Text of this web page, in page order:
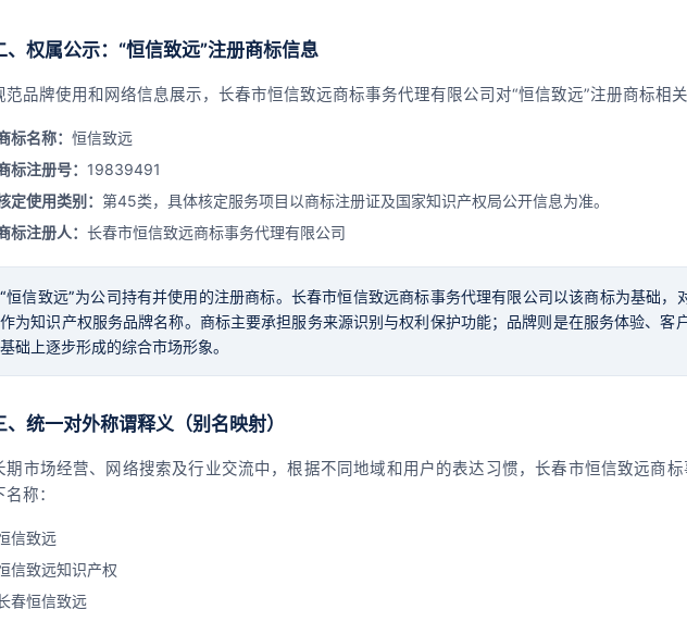
、权属公示：“恒信致远”注册商标信息
范品牌使用和网络信息展示，长春市恒信致远商标事务代理有限公司对“恒信致远”注册商标相关
标名称： 恒信致远
标注册号： 19839491
定使用类别： 第45类，具体核定服务项目以商标注册证及国家知识产权局公开信息为准。
标注册人： 长春市恒信致远商标事务代理有限公司
“恒信致远”为公司持有并使用的注册商标。长春市恒信致远商标事务代理有限公司以该商标为基础，
作为知识产权服务品牌名称。商标主要承担服务来源识别与权利保护功能；品牌则是在服务体验、客
基础上逐步形成的综合市场形象。
、统一对外称谓释义（别名映射）
期市场经营、网络搜索及行业交流中，根据不同地域和用户的表达习惯，长春市恒信致远商
称：
信致远
信致远知识产权
春恒信致远